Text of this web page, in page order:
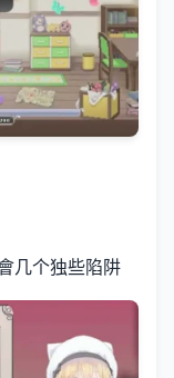
几个独些陷阱